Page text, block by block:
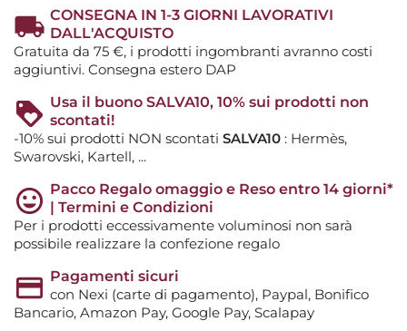
CONSEGNA IN 1-3 GIORNI LAVORATIVI
DALL'ACQUISTO
Gratuita da 75 €, i prodotti ingombranti avranno costi
aggiuntivi. Consegna estero DAP
Usa il buono SALVA10, 10% sui prodotti non
scontati!
-10% sui prodotti NON scontati SALVA10 : Hermès,
Swarovski, Kartell, ...
Pacco Regalo omaggio e Reso entro 14 giorni*
| Termini e Condizioni
Per i prodotti eccessivamente voluminosi non sarà
possibile realizzare la confezione regalo
Pagamenti sicuri
con Nexi (carte di pagamento), Paypal, Bonifico
Bancario, Amazon Pay, Google Pay, Scalapay